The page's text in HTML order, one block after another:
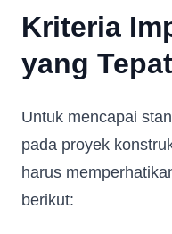
Kriteria
yang
Untuk mencapai
pada proyek
harus
berikut: